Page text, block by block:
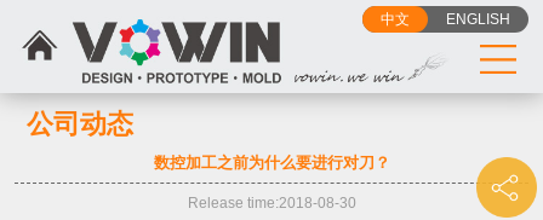
中文 ENGLISH
公司动态
数控加工之前为什么要进行对刀？
Release time:2018-08-30